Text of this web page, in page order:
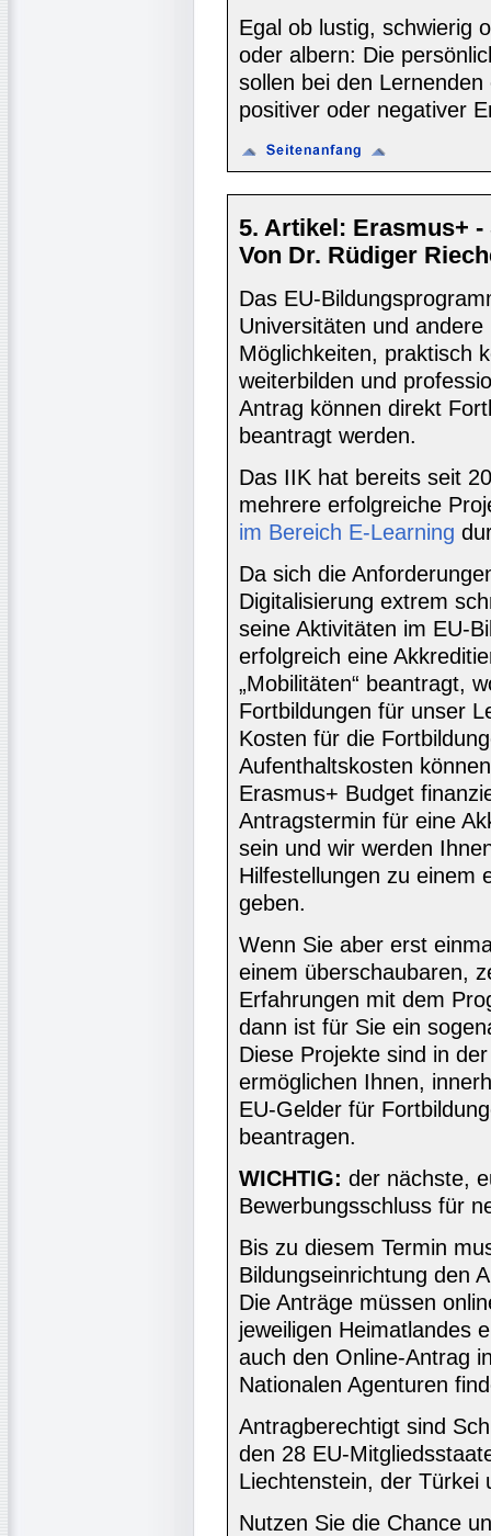
Egal ob lustig, schwierig
oder albern: Die
sollen bei den
positiver oder negativer
5. Artikel: Erasmus+
Von Dr. Rüdiger
Das EU-
Universitäten und
Möglichkeiten, praktisch
weiterbilden und
Antrag können direkt
beantragt werden.
Das IIK hat bereits seit
mehrere erfolgreiche
im Bereich E-Learning
Da sich die
Digitalisierung extrem
seine Aktivitäten im EU-
erfolgreich eine
„Mobilitäten“ beantragt,
Fortbildungen für unser
Kosten für die
Aufenthaltskosten
Erasmus+ Budget
Antragstermin für eine
sein und wir werden
Hilfestellungen zu einem
geben.
Wenn Sie aber erst
einem überschaubaren,
Erfahrungen mit dem
dann ist für Sie ein
Diese Projekte sind in
ermöglichen Ihnen,
EU-Gelder für
beantragen.
WICHTIG: der nächste,
Bewerbungsschluss für
Bis zu diesem Termin
Bildungseinrichtung den
Die Anträge müssen
jeweiligen Heimatlandes
auch den Online-Antrag
Nationalen Agenturen
Antragberechtigt sind
den 28 EU-
Liechtenstein, der Türkei
Nutzen Sie die Chance